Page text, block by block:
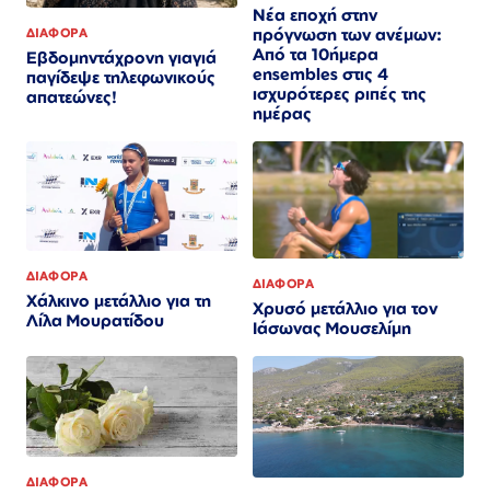
ΔΙΑΦΟΡΑ
Εβδομηντάχρονη γιαγιά
παγίδεψε τηλεφωνικούς
απατεώνες!
Νέα εποχή στην
πρόγνωση των ανέμων:
Από τα 10ήμερα
ensembles στις 4
ισχυρότερες ριπές της
ημέρας
ΔΙΑΦΟΡΑ
Χάλκινο μετάλλιο για τη
Λίλα Μουρατίδου
ΔΙΑΦΟΡΑ
Χρυσό μετάλλιο για τον
Iάσωνας Μουσελίμη
ΔΙΑΦΟΡΑ